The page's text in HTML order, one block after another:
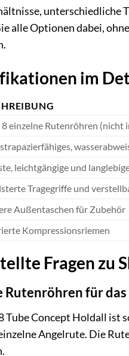
unterschiedliche
alle Optionen dabei,
im
8 einzelne Rutenröhren (nicht
leichtgängige und
Tragegriffe und
Außentaschen für Zubehör
Kompressionsriemen
Fragen zu
Rutenröhren für
Tube Concept Holdall
Angelrute. Die